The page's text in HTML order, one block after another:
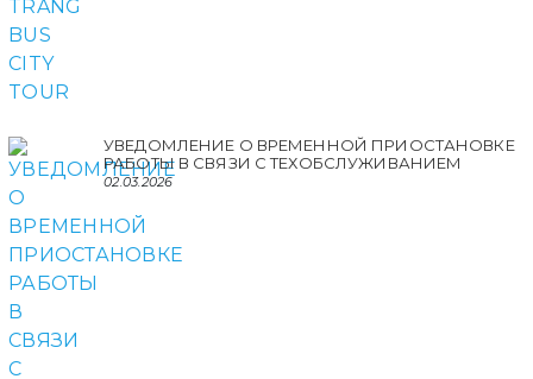
УВЕДОМЛЕНИЕ О ВРЕМЕННОЙ ПРИОСТАНОВКЕ
РАБОТЫ В СВЯЗИ С ТЕХОБСЛУЖИВАНИЕМ
02.03.2026